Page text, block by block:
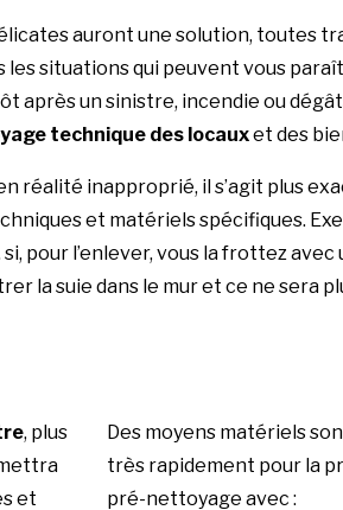
auront une solution, toutes
les situations qui peuvent vous
après un sinistre, incendie ou
technique des locauxet des
réalité inapproprié, il s’agit plus
et matériels spécifiques.
pour l’enlever, vous la frottez avec
la suie dans le mur et ce ne sera
, plus
et
Des moyens matériels
très rapidement pour la
pré-nettoyage avec :